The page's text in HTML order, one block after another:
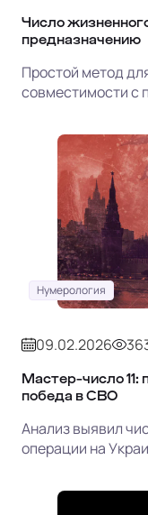
Число
предназначению
Простой метод
совместимости с
Нумерология
09.02.2026
Мастер-число 11:
победа в СВО
Анализ выявил
операции на